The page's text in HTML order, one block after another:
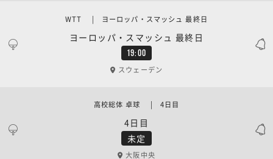
19:00
ヨーロッパ・スマッシュ 最終日
WTT | ヨーロッパ・スマッシュ 最終日
スウェーデン
未定
4日目
高校総体 卓球 | 4日目
大阪中央